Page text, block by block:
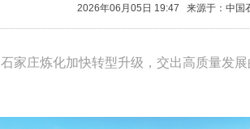
2026年06月05日 19:47 来源于：中
石家庄炼化加快转型升级，交出高质量发展